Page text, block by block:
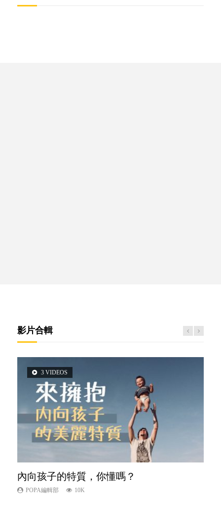
影片合輯
3 VIDEOS
內向孩子的特質，你懂嗎？
POPA編輯部 10K
5 VIDEOS
夫妻必看！經營婚姻，沒捷徑
POPA編輯部 22.9K
2 VIDEOS
想孩子學好外語，點做好？
POPA編輯部 9.9K
6 VIDEOS
孩子能力天注定？
POPA編輯部 7.9K
6 VIDEOS
愛孩子也別忘了愛自己，父母如何關顧自
己的身心靈？